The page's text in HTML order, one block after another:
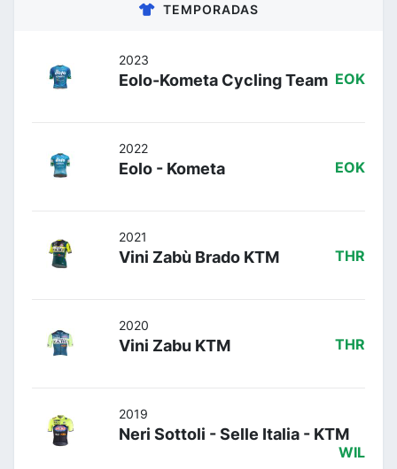
TEMPORADAS
2023
Eolo-Kometa Cycling Team EOK
2022
Eolo - Kometa EOK
2021
Vini Zabù Brado KTM THR
2020
Vini Zabu KTM THR
2019
Neri Sottoli - Selle Italia - KTM
WIL